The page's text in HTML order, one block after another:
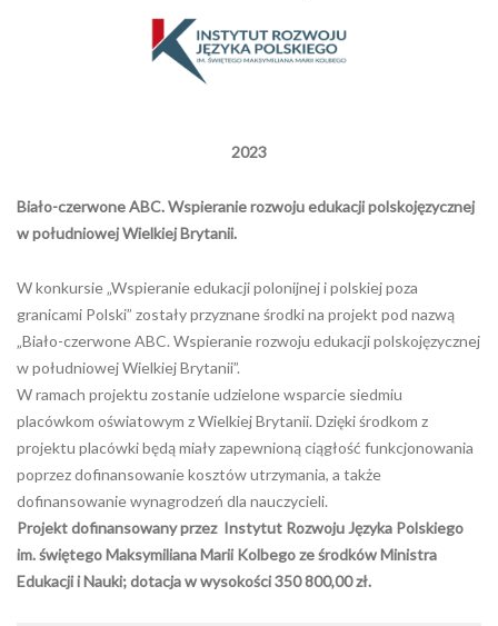
2023
Biało-czerwone ABC. Wspieranie rozwoju edukacji polskojęzycznej
w południowej Wielkiej Brytanii.
W konkursie „Wspieranie edukacji polonijnej i polskiej poza
granicami Polski” zostały przyznane środki na projekt pod nazwą
„Biało-czerwone ABC. Wspieranie rozwoju edukacji polskojęzycznej
w południowej Wielkiej Brytanii”.
W ramach projektu zostanie udzielone wsparcie siedmiu
placówkom oświatowym z Wielkiej Brytanii. Dzięki środkom z
projektu placówki będą miały zapewnioną ciągłość funkcjonowania
poprzez dofinansowanie kosztów utrzymania, a także
dofinansowanie wynagrodzeń dla nauczycieli.
Projekt dofinansowany przez Instytut Rozwoju Języka Polskiego
im. świętego Maksymiliana Marii Kolbego ze środków Ministra
Edukacji i Nauki; dotacja w wysokości 350 800,00 zł.